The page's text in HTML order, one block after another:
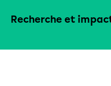
Recherche et